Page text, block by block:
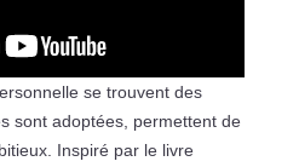
se trouvent des
sont adoptées, permettent de
Inspiré par le livre